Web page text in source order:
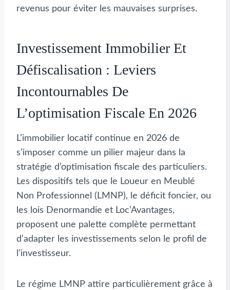
revenus pour éviter les mauvaises surprises.
Investissement Immobilier Et
Défiscalisation : Leviers
Incontournables De
L’optimisation Fiscale En 2026
L’immobilier locatif continue en 2026 de
s’imposer comme un pilier majeur dans la
stratégie d’optimisation fiscale des particuliers.
Les dispositifs tels que le Loueur en Meublé
Non Professionnel (LMNP), le déficit foncier, ou
les lois Denormandie et Loc’Avantages,
proposent une palette complète permettant
d’adapter les investissements selon le profil de
l’investisseur.
Le régime LMNP attire particulièrement grâce à